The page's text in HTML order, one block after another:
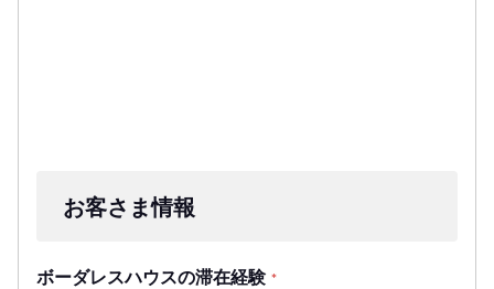
お客さま情報
ボーダレスハウスの滞在経験 *